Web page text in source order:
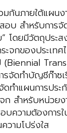
กันภายใต้แผน
บ สำหรับการ
โดยมีวัตถุประ
จกของประเทศ
(Biennial
รจัดทำบัญชีก๊าซ
ทำแผนการประ
สำหรับหน่วย
ามต้องการใน
วามโปร่งใส